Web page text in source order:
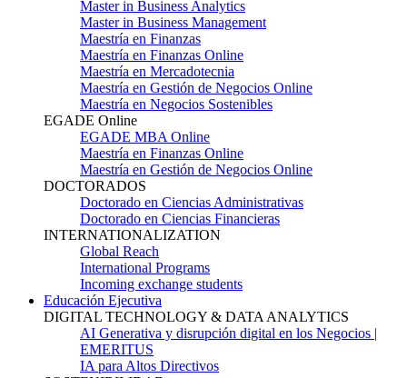
Master in Business Analytics
Master in Business Management
Maestría en Finanzas
Maestría en Finanzas Online
Maestría en Mercadotecnia
Maestría en Gestión de Negocios Online
Maestría en Negocios Sostenibles
EGADE Online
EGADE MBA Online
Maestría en Finanzas Online
Maestría en Gestión de Negocios Online
DOCTORADOS
Doctorado en Ciencias Administrativas
Doctorado en Ciencias Financieras
INTERNATIONALIZATION
Global Reach
International Programs
Incoming exchange students
Educación Ejecutiva
DIGITAL TECHNOLOGY & DATA ANALYTICS
AI Generativa y disrupción digital en los Negocios |
EMERITUS
IA para Altos Directivos